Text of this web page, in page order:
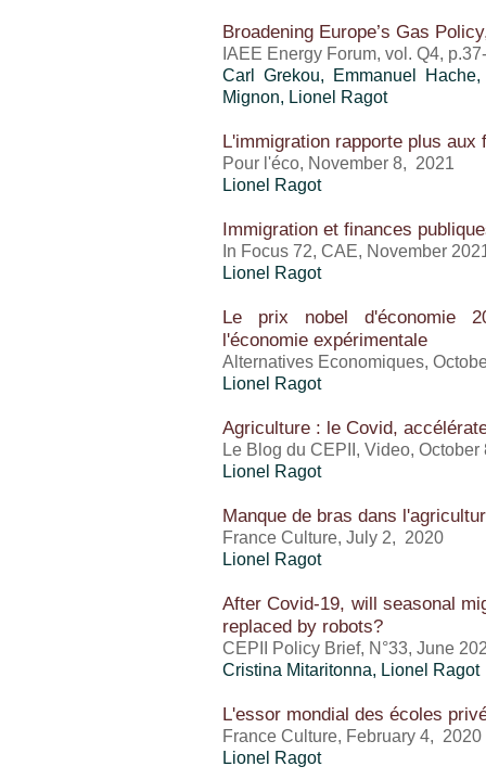
Broadening Europe’s Gas
IAEE Energy Forum, vol. Q4,
Carl Grekou, Emmanuel
Mignon, Lionel Ragot
L'immigration rapporte plus aux
Pour l'éco, November 8, 2021
Lionel Ragot
Immigration et finances
In Focus 72, CAE, November
Lionel Ragot
Le prix nobel d'économie
l'économie expérimentale
Alternatives Economiques,
Lionel Ragot
Agriculture : le Covid,
Le Blog du CEPII, Video, October
Lionel Ragot
Manque de bras dans
France Culture, July 2, 2020
Lionel Ragot
After Covid-19, will seasonal
replaced by robots?
CEPII Policy Brief, N°33, June
Cristina Mitaritonna, Lionel Ragot
L'essor mondial des écoles
France Culture, February 4, 2020
Lionel Ragot